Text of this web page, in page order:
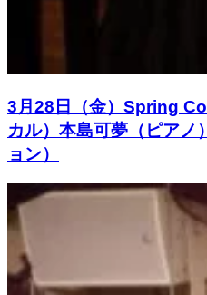
3月28日（金）Spring
カル）本島可夢（ピアノ
ョン）